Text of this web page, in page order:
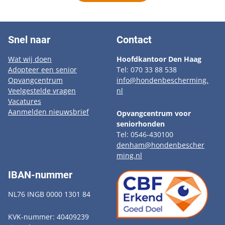
Snel naar
Wat wij doen
Adopteer een senior
Opvangcentrum
Veelgestelde vragen
Vacatures
Aanmelden nieuwsbrief
Contact
Hoofdkantoor Den Haag
Tel: 070 33 88 538
info@hondenbescherming.
nl
Opvangcentrum voor
seniorhonden
Tel: 0546-430100
denham@hondenbescher
ming.nl
IBAN-nummer
NL76 INGB 0000 1301 84
KVK-nummer: 40409239